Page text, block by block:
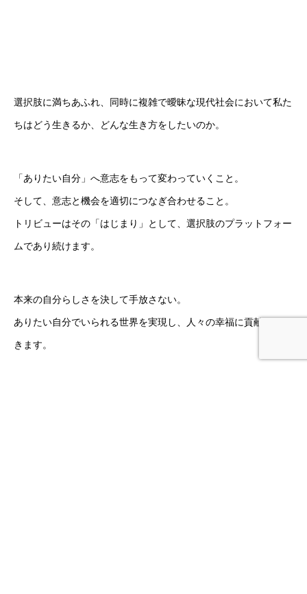
選択肢に満ちあふれ、 同時に複雑で曖昧な現代社会において私た
ちはどう生きるか、どんな生き方をしたいのか。
「ありたい自分」へ意志をもって変わっていくこと。
そして、意志と機会を適切につなぎ合わせること。
トリビューはその「はじまり」として、 選択肢のプラットフォー
ムであり続けます。
本来の自分らしさを決して手放さない。
ありたい自分でいられる世界を実現し、 人々の幸福に貢献してい
きます。